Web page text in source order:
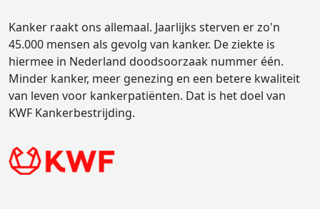
Kanker raakt ons allemaal. Jaarlijks sterven er zo'n
45.000 mensen als gevolg van kanker. De ziekte is
hiermee in Nederland doodsoorzaak nummer één.
Minder kanker, meer genezing en een betere kwaliteit
van leven voor kankerpatiënten. Dat is het doel van
KWF Kankerbestrijding.